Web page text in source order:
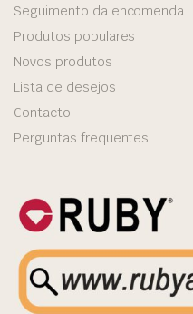
Seguimento da encomenda
Produtos populares
Novos produtos
Lista de desejos
Contacto
Perguntas frequentes